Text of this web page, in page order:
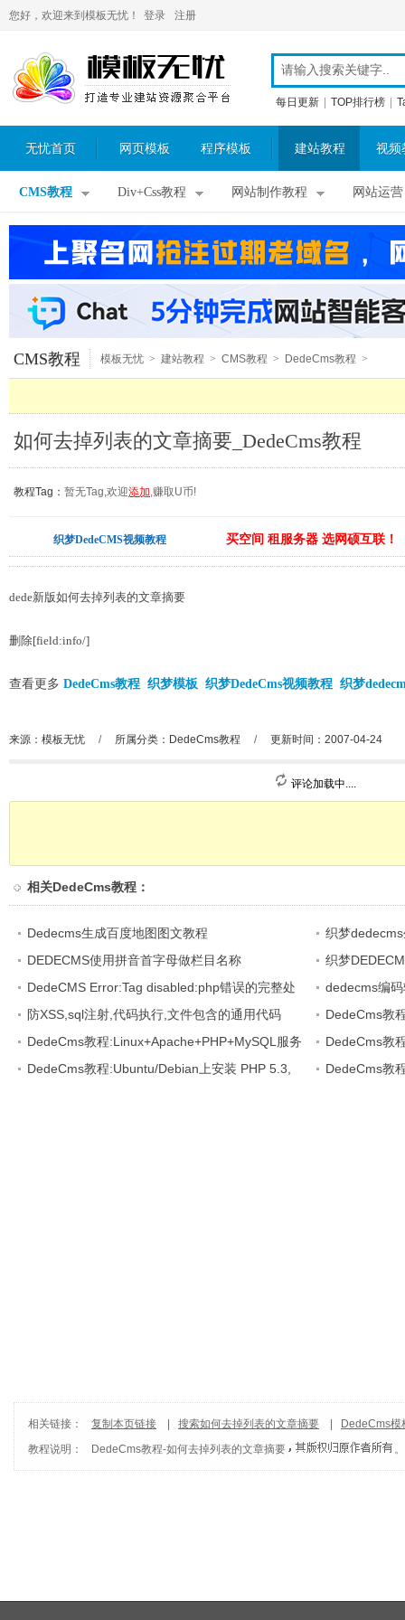
您好，欢迎来到模板无忧！ 登录 注册
每日更新 TOP排行榜
无忧首页 网页模板 程序模板 建站教程 视频
CMS教程 Div+Css教程 网站制作教程 网站运营
CMS教程 模板无忧 > 建站教程 > CMS教程 > DedeCms教程 >
如何去掉列表的文章摘要_DedeCms教程
教程Tag： 暂无Tag,欢迎添加,赚取U币!
织梦DedeCMS视频教程 买空间 租服务器 选网硕互联！
dede新版如何去掉列表的文章摘要
删除[field:info/]
查看更多 DedeCms教程 织梦模板 织梦DedeCms视频教程 织梦
来源：模板无忧 / 所属分类： DedeCms教程 / 更新时间：2007-04-24
评论加载中....
相关DedeCms教程 ：
Dedecms生成百度地图图文教程
织梦
DEDECMS使用拼音首字母做栏目名称
织梦
选
DedeCMS Error:Tag disabled:php错误的完整处
理方法
dedecms编
GBK
防XSS,sql注射,代码执行,文件包含的通用代码
DedeCms教
DedeCms教程:Linux+Apache+PHP+MySQL服务
器环境(CentOS篇)
DedeCms教
DEDECMS软件
DedeCms教程:Ubuntu/Debian上安装 PHP 5.3,
DedeCms教
相关链接： 复制本页链接 搜索如何去掉列表的文章摘要
DedeCms模
教程说明：
DedeCms教程-如何去掉列表的文章摘要 。